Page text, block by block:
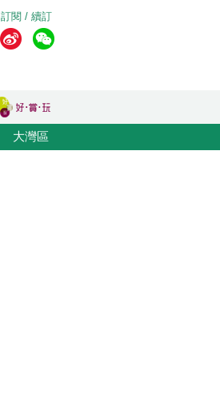
訂閱 / 續訂
大灣區